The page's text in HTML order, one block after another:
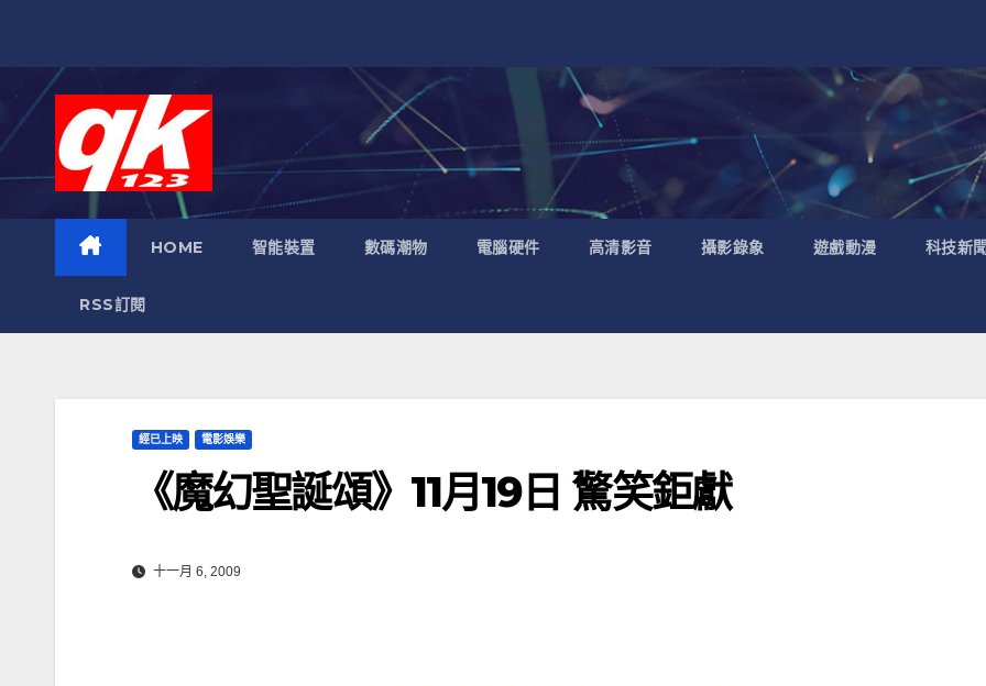
HOME 智能裝置 數碼潮物 電腦硬件 高清影音 攝影錄象 遊戲動漫 科技新
RSS訂閱
經已上映 電影娛樂
《魔幻聖誕頌》11月19日 驚笑鉅獻
十一月 6, 2009